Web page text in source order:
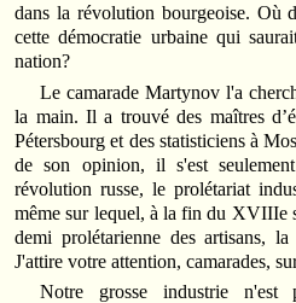
dans la révolution bourgeoise. Où
cette démocratie urbaine qui
nation?
Le camarade Martynov l'a
la main. Il a trouvé des maîtres
Pétersbourg et des statisticiens à
de son opinion, il s'est
révolution russe, le prolétariat
même sur lequel, à la fin du XVIIIe
demi prolétarienne des artisans, la
J'attire votre attention, camarades,
Notre grosse industrie n'est